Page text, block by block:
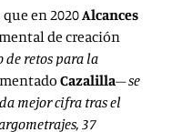
que en 2020Alcances
de creación
de retos para la
Cazalilla–se
mejor cifra tras el
37